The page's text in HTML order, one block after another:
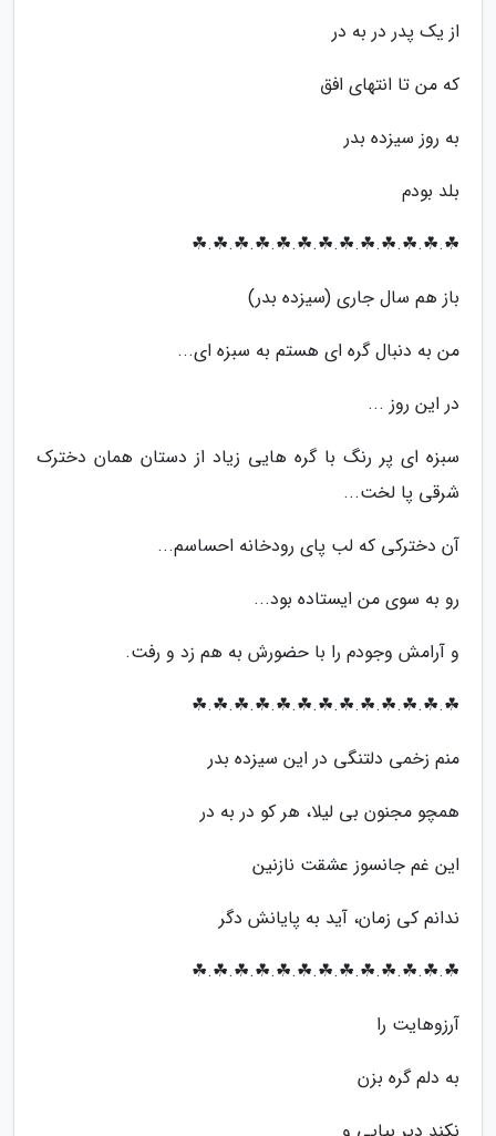
از یک پدر در به در
که من تا انتهای افق
به روز سیزده بدر
بلد بودم
☘.☘.☘.☘.☘.☘.☘.☘.☘.☘.☘.☘.☘
باز هم سال جاری (سیزده بدر)
من به دنبال گره ای هستم به سبزه ای...
در این روز ...
سبزه ای پر رنگ با گره هایی زیاد از دستان همان دخترک
شرقی پا لخت...
آن دخترکی که لب پای رودخانه احساسم...
رو به سوی من ایستاده بود...
و آرامش وجودم را با حضورش به هم زد و رفت.
☘.☘.☘.☘.☘.☘.☘.☘.☘.☘.☘.☘.☘
منم زخمی دلتنگی در این سیزده بدر
همچو مجنون بی لیلا، هر کو در به در
این غم جانسوز عشقت نازنین
ندانم کی زمان، آید به پایانش دگر
☘.☘.☘.☘.☘.☘.☘.☘.☘.☘.☘.☘.☘
آرزوهایت را
به دلم گره بزن